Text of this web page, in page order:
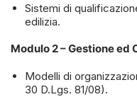
Sistemi di
edilizia.
Modulo 2 – Gestione
Modelli di
30 D.Lgs. 81/08).